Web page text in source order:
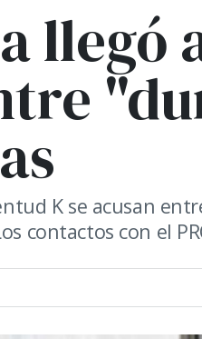
llegó
K se acusan
contactos con el